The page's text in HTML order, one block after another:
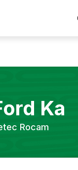
Ka
Rocam